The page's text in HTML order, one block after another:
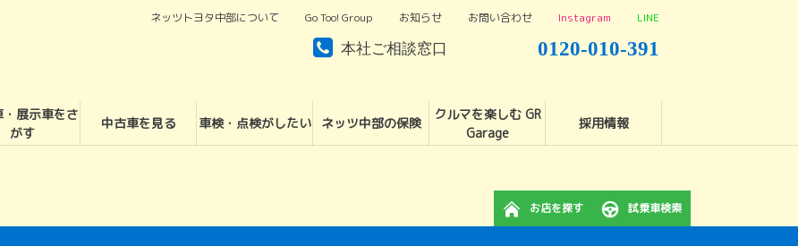
本社ご相談窓口 0120-010-391
展示車をさ
がす
中古車を見る 車検・点検がしたい ネッツ中部の保険
クルマを楽しむ GR
Garage
採用情報
ネッツトヨタ中部について Go Too! Group お知らせ お問い合わせ Instagram LINE
お店を探す 試乗車検索